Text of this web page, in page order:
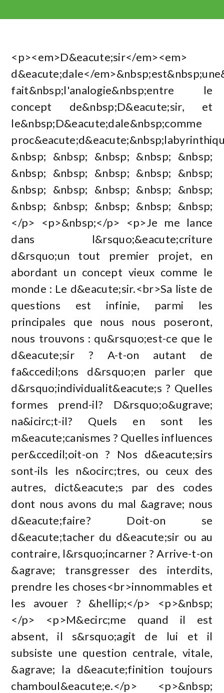
<p><em>D&eacute;sir</em><em>
d&eacute;dale</
fait&nbsp;l'analogie&nbsp;entre le
concept de&nbsp;D&eacute;sir, et
le&nbsp;D&eacute;dale&nbsp;comme
&nbsp; &nbsp; &nbsp; &nbsp; &nbsp;
&nbsp; &nbsp; &nbsp; &nbsp; &nbsp;
&nbsp; &nbsp; &nbsp; &nbsp; &nbsp;
&nbsp; &nbsp; &nbsp; &nbsp; &nbsp;
</p> <p>&nbsp;</p> <p>Je me lance
dans l&rsquo;&eacute;criture
d&rsquo;un tout premier projet, en
abordant un concept vieux comme le
monde : Le d&eacute;sir.<br>Sa liste de
questions est infinie, parmi les
principales que nous nous poseront,
nous trouvons : qu&rsquo;est-ce que le
d&eacute;sir ? A-t-on autant de
fa&ccedil;ons d&rsquo;en parler que
d&rsquo;individualit&eacute;s ? Quelles
formes prend-il? D&rsquo;o&ugrave;
na&icirc;t-il? Quels en sont les
m&eacute;canismes ? Quelles influences
per&ccedil;oit-on ? Nos d&eacute;sirs
sont-ils les n&ocirc;tres, ou ceux des
autres, dict&eacute;s par des codes
dont nous avons du mal &agrave; nous
d&eacute;faire? Doit-on se
d&eacute;tacher du d&eacute;sir ou au
contraire, l&rsquo;incarner ? Arrive-t-on
&agrave; transgresser des interdits,
prendre les choses<br>innommables et
les avouer ? &hellip;</p> <p>&nbsp;
</p> <p>M&ecirc;me quand il est
absent, il s&rsquo;agit de lui et il
subsiste une question centrale, vitale,
&agrave; la d&eacute;finition toujours
chamboul&eacute;e.</p> <p>&nbsp;